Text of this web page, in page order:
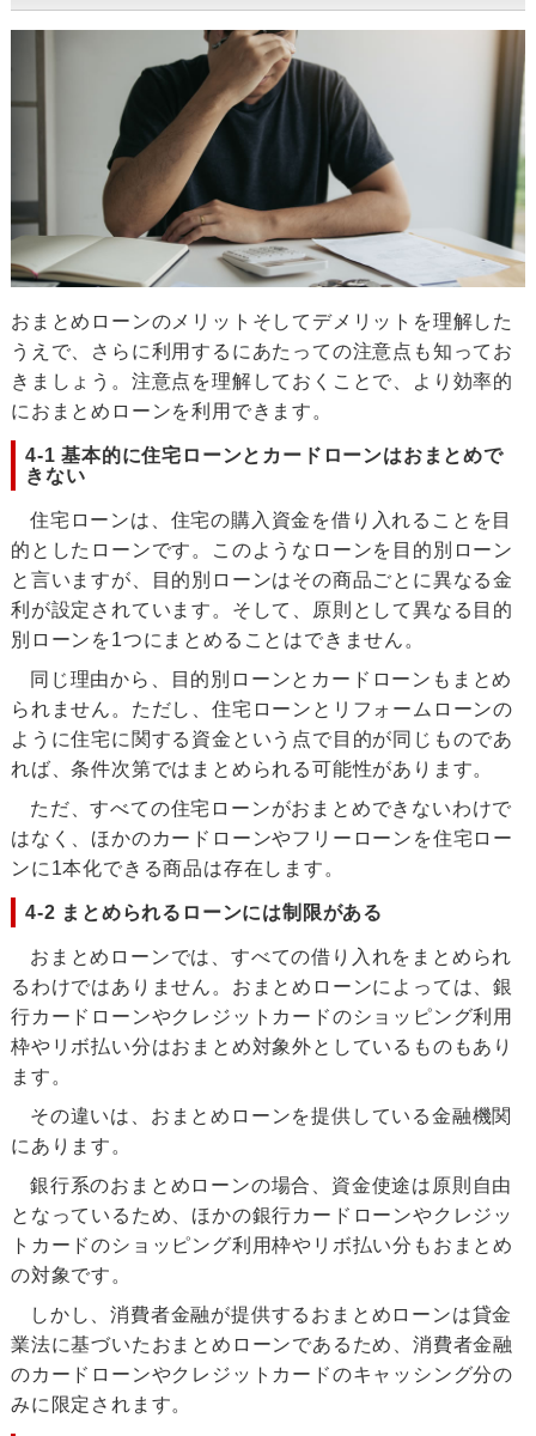
おまとめローンのメリットそしてデメリットを理解した
うえで、さらに利用するにあたっての注意点も知ってお
きましょう。注意点を理解しておくことで、より効率的
におまとめローンを利用できます。
4-1 基本的に住宅ローンとカードローンはおまとめで
きない
住宅ローンは、住宅の購入資金を借り入れることを目
的としたローンです。このようなローンを目的別ローン
と言いますが、目的別ローンはその商品ごとに異なる金
利が設定されています。そして、原則として異なる目的
別ローンを1つにまとめることはできません。
同じ理由から、目的別ローンとカードローンもまとめ
られません。ただし、住宅ローンとリフォームローンの
ように住宅に関する資金という点で目的が同じものであ
れば、条件次第ではまとめられる可能性があります。
ただ、すべての住宅ローンがおまとめできないわけで
はなく、ほかのカードローンやフリーローンを住宅ロー
ンに1本化できる商品は存在します。
4-2 まとめられるローンには制限がある
おまとめローンでは、すべての借り入れをまとめられ
るわけではありません。おまとめローンによっては、銀
行カードローンやクレジットカードのショッピング利用
枠やリボ払い分はおまとめ対象外としているものもあり
ます。
その違いは、おまとめローンを提供している金融機関
にあります。
銀行系のおまとめローンの場合、資金使途は原則自由
となっているため、ほかの銀行カードローンやクレジッ
トカードのショッピング利用枠やリボ払い分もおまとめ
の対象です。
しかし、消費者金融が提供するおまとめローンは貸金
業法に基づいたおまとめローンであるため、消費者金融
のカードローンやクレジットカードのキャッシング分の
みに限定されます。